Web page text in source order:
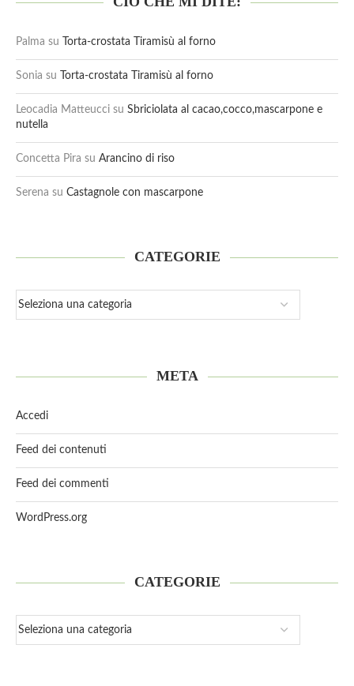
Palma su Torta-crostata Tiramisù al forno
Sonia su Torta-crostata Tiramisù al forno
Leocadia Matteucci su Sbriciolata al cacao,cocco,mascarpone e
nutella
Concetta Pira su Arancino di riso
Serena su Castagnole con mascarpone
CATEGORIE
META
Accedi
Feed dei contenuti
Feed dei commenti
WordPress.org
CATEGORIE